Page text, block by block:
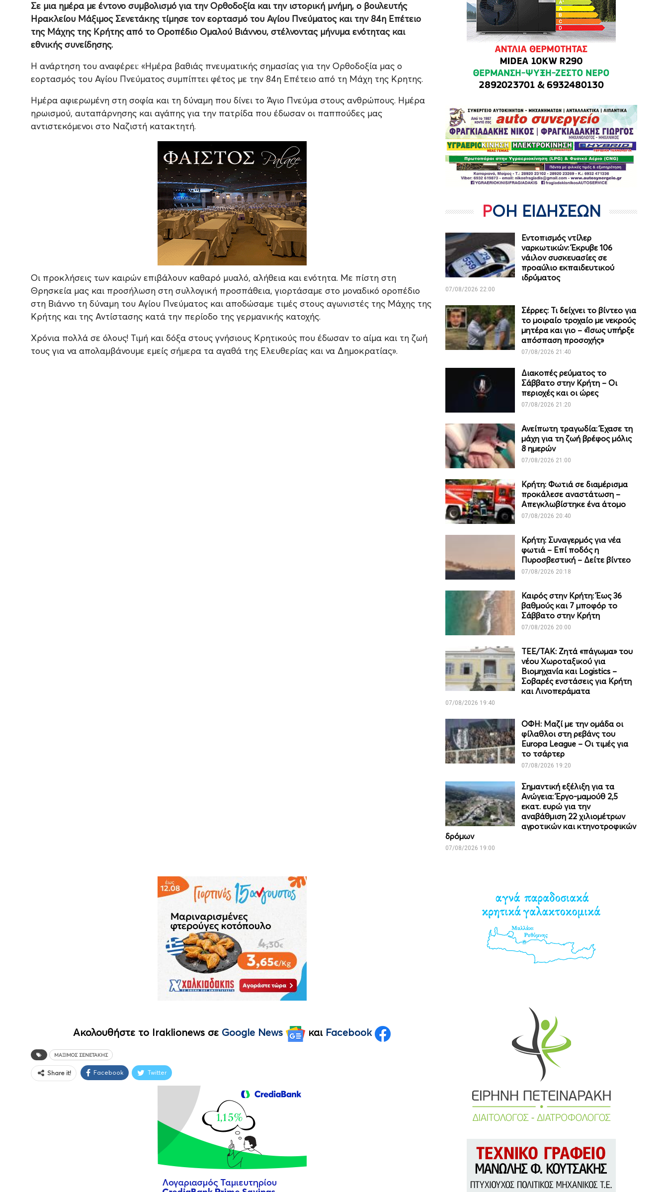
Σε μια ημέρα με έντονο συμβολισμό για την Ορθοδοξία και την ιστορική μνήμη, ο βουλευτής
Ηρακλείου Μάξιμος Σενετάκης τίμησε τον εορτασμό του Αγίου Πνεύματος και την 84η Επέτειο
της Μάχης της Κρήτης από το Οροπέδιο Ομαλού Βιάννου, στέλνοντας μήνυμα ενότητας και
εθνικής συνείδησης.
Η ανάρτηση του αναφέρει: «Hμέρα βαθιάς πνευματικής σημασίας για την Ορθοδοξία μας ο
εορτασμός του Αγίου Πνεύματος συμπίπτει φέτος με την 84η Επέτειο από τη Μάχη της Κρητης.
Ημέρα αφιερωμένη στη σοφία και τη δύναμη που δίνει το Άγιο Πνεύμα στους ανθρώπους. Ημέρα
ηρωισμού, αυταπάρνησης και αγάπης για την πατρίδα που έδωσαν οι παππούδες μας
αντιστεκόμενοι στο Ναζιστή κατακτητή.
Οι προκλήσεις των καιρών επιβάλουν καθαρό μυαλό, αλήθεια και ενότητα. Με πίστη στη
Θρησκεία μας και προσήλωση στη συλλογική προσπάθεια, γιορτάσαμε στο μοναδικό οροπέδιο
στη Βιάννο τη δύναμη του Αγίου Πνεύματος και αποδώσαμε τιμές στους αγωνιστές της Μάχης της
Κρήτης και της Αντίστασης κατά την περίοδο της γερμανικής κατοχής.
Χρόνια πολλά σε όλους! Τιμή και δόξα στους γνήσιους Κρητικούς που έδωσαν το αίμα και τη ζωή
τους για να απολαμβάνουμε εμείς σήμερα τα αγαθά της Ελευθερίας και να Δημοκρατίας».
Ακολουθήστε το Iraklionews σε Google News και Facebook
ΜΆΞΙΜΟΣ ΣΕΝΕΤΆΚΗΣ
Share it! Facebook Twitter
ΡΟΗ ΕΙΔΗΣΕΩΝ
Εντοπισμός ντίλερ
ναρκωτικών: Έκρυβε 106
νάιλον συσκευασίες σε
προαύλιο εκπαιδευτικού
ιδρύματος
07/08/2026 22:00
Σέρρες: Τι δείχνει το βίντεο για
το μοιραίο τροχαίο με νεκρούς
μητέρα και γιο – «Ίσως υπήρξε
απόσπαση προσοχής»
07/08/2026 21:40
Διακοπές ρεύματος το
Σάββατο στην Κρήτη – Οι
περιοχές και οι ώρες
07/08/2026 21:20
Ανείπωτη τραγωδία: Έχασε τη
μάχη για τη ζωή βρέφος μόλις
8 ημερών
07/08/2026 21:00
Κρήτη: Φωτιά σε διαμέρισμα
προκάλεσε αναστάτωση –
Απεγκλωβίστηκε ένα άτομο
07/08/2026 20:40
Κρήτη: Συναγερμός για νέα
φωτιά – Επί ποδός η
Πυροσβεστική – Δείτε βίντεο
07/08/2026 20:18
Καιρός στην Κρήτη: Έως 36
βαθμούς και 7 μποφόρ το
Σάββατο στην Κρήτη
07/08/2026 20:00
ΤΕΕ/ΤΑΚ: Ζητά «πάγωμα» του
νέου Χωροταξικού για
Βιομηχανία και Logistics –
Σοβαρές ενστάσεις για Κρήτη
και Λινοπεράματα
07/08/2026 19:40
ΟΦΗ: Μαζί με την ομάδα οι
φίλαθλοι στη ρεβάνς του
Europa League – Οι τιμές για
το τσάρτερ
07/08/2026 19:20
Σημαντική εξέλιξη για τα
Ανώγεια: Έργο-μαμούθ 2,5
εκατ. ευρώ για την
αναβάθμιση 22 χιλιομέτρων
αγροτικών και κτηνοτροφικών
δρόμων
07/08/2026 19:00